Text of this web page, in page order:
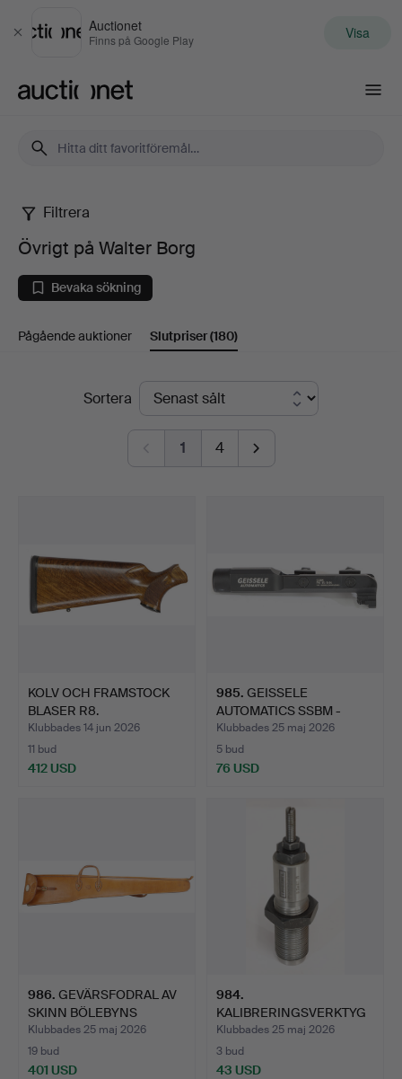
Stäng
Auctionet
Finns på Google Play Visa
Övrigt
på
Walter
Borg
Filtrera
Övrigt på Walter Borg
Bevaka sökning
Pågående auktioner Slutpriser(180)
SlutpriserSortera
1 4
KOLV OCH FRAMSTOCK
BLASER R8.
Klubbades 14 jun 2026
11 bud
412 USD
985. GEISSELE
AUTOMATICS SSBM -
SUPER STABBY BA…
Klubbades 25 maj 2026
5 bud
76 USD
986. GEVÄRSFODRAL AV
SKINN BÖLEBYNS
GARVERI.
Klubbades 25 maj 2026
19 bud
401 USD
984.
KALIBRERINGSVERKTYG
TRIEBEL 9,5X47R.
Klubbades 25 maj 2026
3 bud
43 USD